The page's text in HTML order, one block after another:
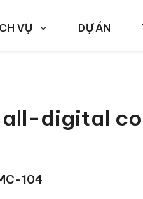
VỤ DỰ ÁN
all-digital
104